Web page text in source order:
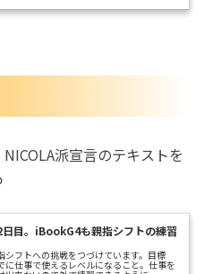
してみました。
のローマ字入力で打っ
い」「え」だけ、ロー
シフトをとり違えまし
親指シフトを比較した
派宣言のテキストを
目。iBookG4も親指シフトの練習
シフトへの挑戦をつづけています。目標
に仕事で使えるレベルになること。仕事を